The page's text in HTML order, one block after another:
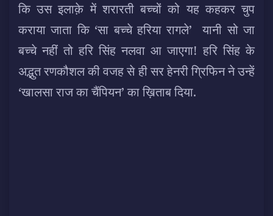
कि उस इलाक़े में शरारती बच्चों को यह कहकर चुप
कराया जाता कि ‘सा बच्चे हरिया रागले’ यानी सो जा
बच्चे नहीं तो हरि सिंह नलवा आ जाएगा! हरि सिंह के
अद्भुत रणकौशल की वजह से ही सर हेनरी ग्रिफिन ने उन्हें
‘खालसा राज का चैंपियन’ का ख़िताब दिया.